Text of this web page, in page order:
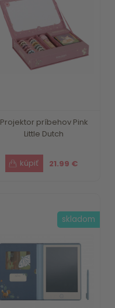
Projektor príbehov Pink
Little Dutch
21.99 €
skladom